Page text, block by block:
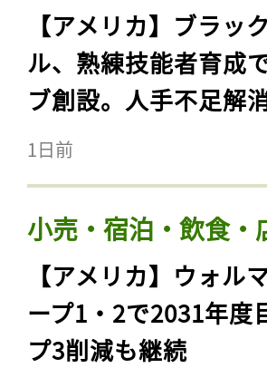
【アメリカ】ブラッ
ル、熟練技能者育成
ブ創設。人手不足解
1日前
小売・宿泊・飲食・
【アメリカ】ウォル
ープ1・2で2031年度
プ3削減も継続